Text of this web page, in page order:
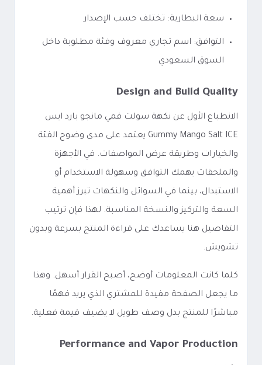
سعة البطارية: تختلف حسب الإصدار
التوافق: اسم تجاري معروف وفئة مطلوبة داخل
السوق السعودي
Design and Build Quality
الانطباع الأول عن نكهة سولت قمي مانجو بارد ايس
Gummy Mango Salt ICE يعتمد على مدى وضوح الفئة
والخيارات وطريقة عرض المواصفات. في الأجهزة
والملحقات يهمك التوافق وسهولة الاستخدام أو
الاستبدال، بينما في السوائل والنكهات تبرز أهمية
السعة والتركيز والنسخة المناسبة. لهذا فإن ترتيب
التفاصيل هنا يساعدك على قراءة المنتج بسرعة وبدون
تشويش.
كلما كانت المعلومات أوضح، أصبح القرار أسهل. وهذا
ما يجعل الصفحة مفيدة للمشتري الذي يريد فهمًا
مباشرًا للمنتج بدل وصف طويل لا يضيف قيمة فعلية.
Performance and Vapor Production